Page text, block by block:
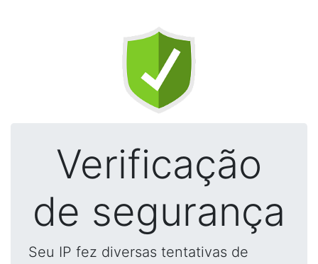
Verificação
de segurança
Seu IP fez diversas tentativas de